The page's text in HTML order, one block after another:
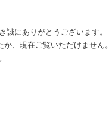
にありがとうございます。
、現在ご覧いただけません。